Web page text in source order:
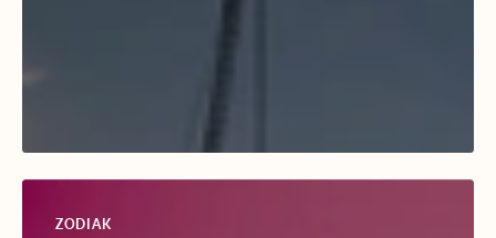
ZODIAK